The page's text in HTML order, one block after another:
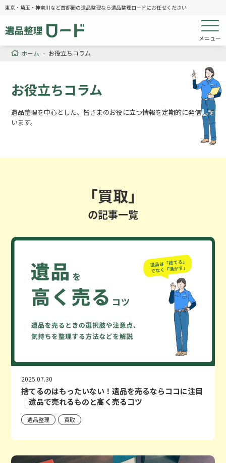
東京・埼玉・神奈川など首都圏の遺品整理なら遺品整理ロードにお任せください
メニュー
ホーム - お役立ちコラム
お役立ちコラム
遺品整理を中心とした、皆さまのお役に立つ情報を定期的に発信して
います。
「買取」
の記事一覧
2025.07.30
捨てるのはもったいない！遺品を売るならココに注目
｜遺品で売れるものと高く売るコツ
遺品整理 買取